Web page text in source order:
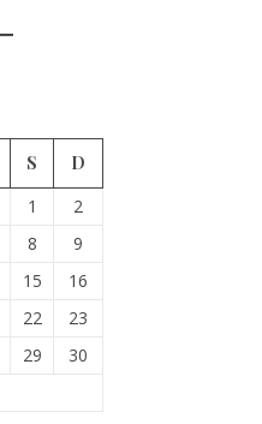
S
D
1
2
8
9
15
16
22
23
29
30